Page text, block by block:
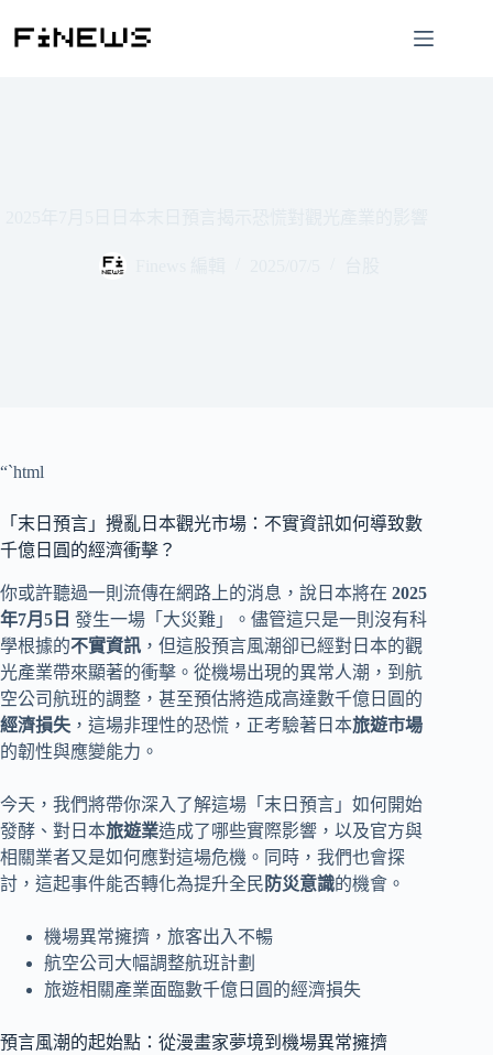
“`html
「末日預言」攪亂日本觀光市場：不實資訊如何導致數
千億日圓的經濟衝擊？
你或許聽過一則流傳在網路上的消息，說日本將在 2025
年7月5日 發生一場「大災難」。儘管這只是一則沒有科
學根據的不實資訊 ，但這股預言風潮卻已經對日本的觀
光產業帶來顯著的衝擊。從機場出現的異常人潮，到航
空公司航班的調整，甚至預估將造成高達數千億日圓的
經濟損失 ，這場非理性的恐慌，正考驗著日本旅遊市場
的韌性與應變能力。
今天，我們將帶你深入了解這場「末日預言」如何開始
發酵、對日本旅遊業造成了哪些實際影響，以及官方與
相關業者又是如何應對這場危機。同時，我們也會探
討，這起事件能否轉化為提升全民 防災意識的機會。
機場異常擁擠，旅客出入不暢
航空公司大幅調整航班計劃
旅遊相關產業面臨數千億日圓的經濟損失
預言風潮的起始點：從漫畫家夢境到機場異常擁擠